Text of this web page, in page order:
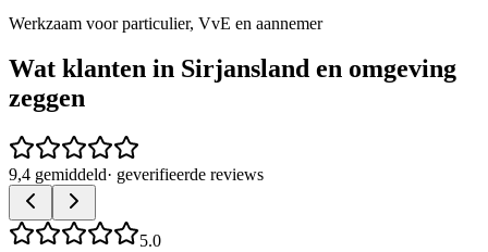
Werkzaam voor particulier, VvE en aannemer
Wat klanten in Sirjansland en omgeving
zeggen
9,4 gemiddeld· geverifieerde reviews
5.0